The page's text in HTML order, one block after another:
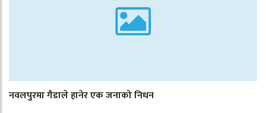
नवलपुरमा गैडाले हानेर एक जनाको निधन